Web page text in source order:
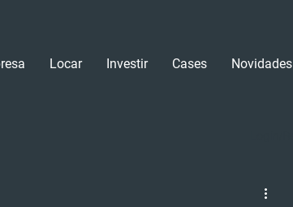
Locar Investir Cases Novidades